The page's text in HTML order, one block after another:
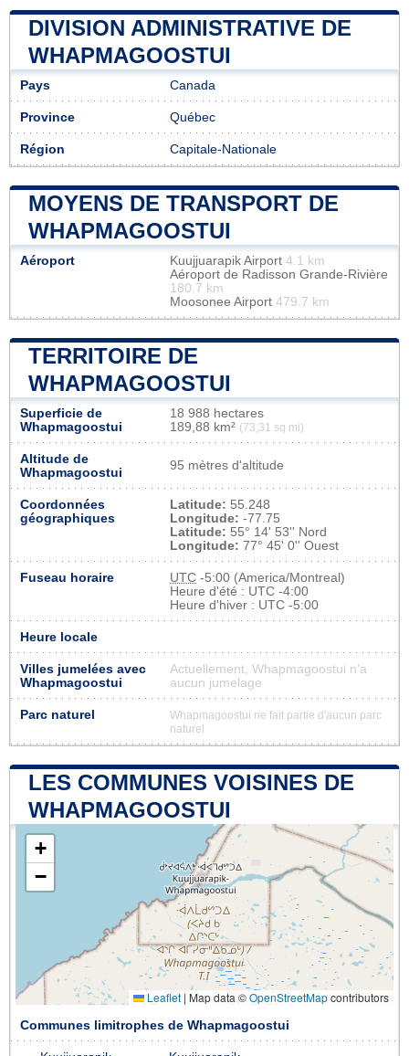
DIVISION ADMINISTRATIVE DE
WHAPMAGOOSTUI
Pays Canada
Province Québec
Région Capitale-Nationale
MOYENS DE TRANSPORT DE
WHAPMAGOOSTUI
Aéroport Kuujjuarapik Airport 4.1 km
Aéroport de Radisson Grande-Rivière
180.7 km
Moosonee Airport 479.7 km
TERRITOIRE DE
WHAPMAGOOSTUI
Superficie de
Whapmagoostui
18 988 hectares
189,88 km² (73,31 sq mi)
Altitude de
Whapmagoostui
95 mètres d'altitude
Coordonnées
géographiques
Latitude: 55.248
Longitude: -77.75
Latitude: 55° 14' 53'' Nord
Longitude: 77° 45' 0'' Ouest
Fuseau horaire UTC -5:00 (America/Montreal)
Heure d'été : UTC -4:00
Heure d'hiver : UTC -5:00
Heure locale
Villes jumelées avec
Whapmagoostui
Actuellement, Whapmagoostui n'a
aucun jumelage
Parc naturel
Whapmagoostui ne fait partie d'aucun parc
naturel
LES COMMUNES VOISINES DE
WHAPMAGOOSTUI
+
−
Leaflet | Map data ©OpenStreetMapcontributors
Communes limitrophes de Whapmagoostui